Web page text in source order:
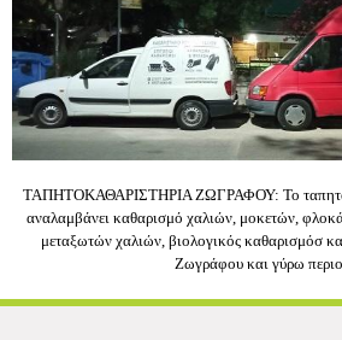
ΤΑΠΗΤΟΚΑΘΑΡΙΣΤΗΡΙΑ ΖΩΓΡΑΦΟΥ: Το
αναλαμβάνει καθαρισμό χαλιών, μοκετών,
μεταξωτών χαλιών, βιολογικός καθαρισμόσ
Ζωγράφου και γύρω